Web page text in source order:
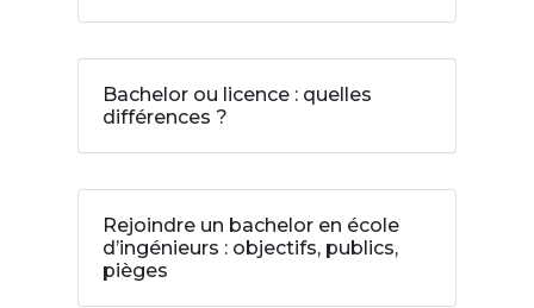
Bachelor ou licence : quelles
différences ?
Rejoindre un bachelor en école
d’ingénieurs : objectifs, publics,
pièges